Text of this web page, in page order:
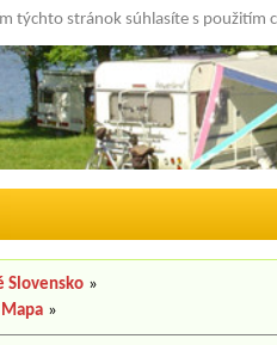
týchto stránok súhlasíte s použitím
Slovensko »
»